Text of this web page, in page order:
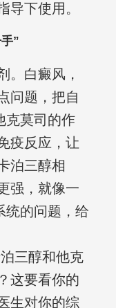
导下使用。
”
。白癜风，
问题，把自
克莫司的作
疫反应，让
泊三醇相
强，就像一
统的问题，给
三醇和他克
这要看你的
生对你的综